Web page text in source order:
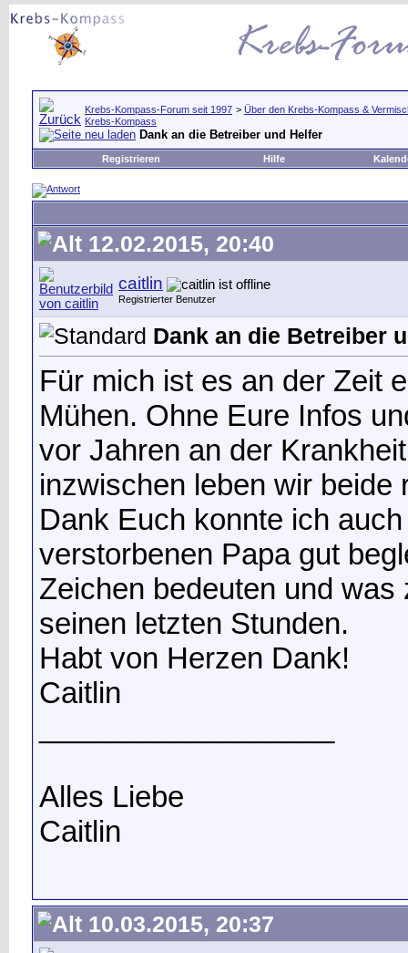
Krebs-Kompass-Forum seit 1997 > Über den Krebs-Kompass &
Krebs-Kompass
Dank an die Betreiber und Helfer
Registrieren Hilfe
12.02.2015, 20:40
caitlin
Registrierter Benutzer
Dank an die Betreiber
Für mich ist es an der Zeit
Mühen. Ohne Eure Infos
vor Jahren an der
inzwischen leben wir beide
Dank Euch konnte ich
verstorbenen Papa gut
Zeichen bedeuten und
seinen letzten Stunden.
Habt von Herzen Dank!
Caitlin
Alles Liebe
Caitlin
10.03.2015, 20:37